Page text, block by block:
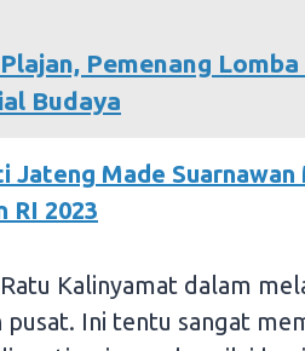
Pemenang
Budaya
Jateng Made Suarnawan
RI 2023
Kalinyamat dalam
Ini tentu sangat